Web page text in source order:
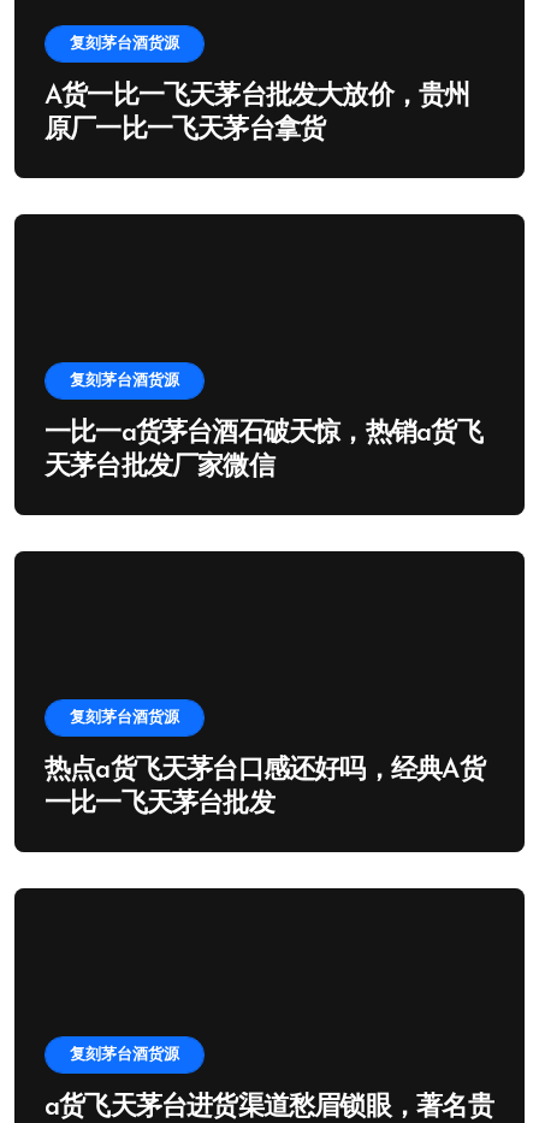
复刻茅台酒货源
A货一比一飞天茅台批发大放价，贵州
原厂一比一飞天茅台拿货
复刻茅台酒货源
一比一a货茅台酒石破天惊，热销a货飞
天茅台批发厂家微信
复刻茅台酒货源
热点a货飞天茅台口感还好吗，经典A货
一比一飞天茅台批发
复刻茅台酒货源
a货飞天茅台进货渠道愁眉锁眼，著名贵